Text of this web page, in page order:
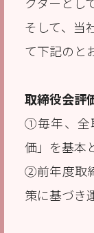
そして、当
て下記のと
取締役会評
①毎年、全
価」を基本
②前年度取
策に基づき